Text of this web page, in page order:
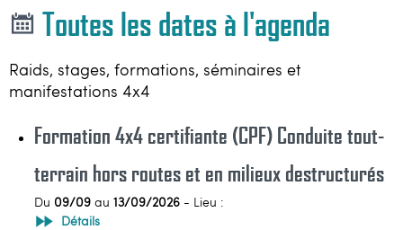
Ecole de pilotage 4x4
Formation professionnelle
Groupes & entreprises
Raids 4x4
Loisirs
Toutes les dates à l'agenda
Raids, stages, formations, séminaires et
manifestations 4x4
Formation 4x4 certifiante (CPF) Conduite tout-
terrain hors routes et en milieux destructurés
Du 09/09 au 13/09/2026 - Lieu :
Détails